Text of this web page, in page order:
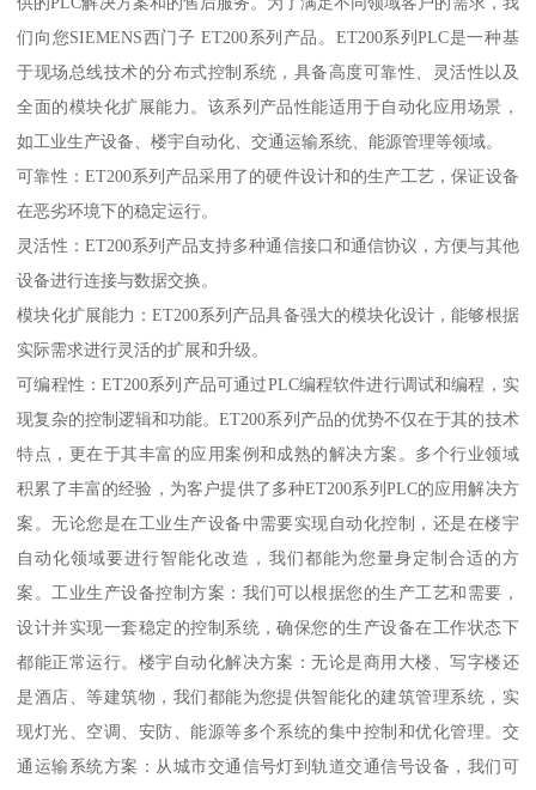
们向您SIEMENS西门子 ET200系列产品。ET200系列PLC是一种基
于现场总线技术的分布式控制系统，具备高度可靠性、灵活性以及
全面的模块化扩展能力。该系列产品性能适用于自动化应用场景，
如工业生产设备、楼宇自动化、交通运输系统、能源管理等领域。
可靠性：ET200系列产品采用了的硬件设计和的生产工艺，保证设备
在恶劣环境下的稳定运行。
灵活性：ET200系列产品支持多种通信接口和通信协议，方便与其他
设备进行连接与数据交换。
模块化扩展能力：ET200系列产品具备强大的模块化设计，能够根据
实际需求进行灵活的扩展和升级。
可编程性：ET200系列产品可通过PLC编程软件进行调试和编程，实
现复杂的控制逻辑和功能。ET200系列产品的优势不仅在于其的技术
特点，更在于其丰富的应用案例和成熟的解决方案。多个行业领域
积累了丰富的经验，为客户提供了多种ET200系列PLC的应用解决方
案。无论您是在工业生产设备中需要实现自动化控制，还是在楼宇
自动化领域要进行智能化改造，我们都能为您量身定制合适的方
案。工业生产设备控制方案：我们可以根据您的生产工艺和需要，
设计并实现一套稳定的控制系统，确保您的生产设备在工作状态下
都能正常运行。楼宇自动化解决方案：无论是商用大楼、写字楼还
是酒店、等建筑物，我们都能为您提供智能化的建筑管理系统，实
现灯光、空调、安防、能源等多个系统的集中控制和优化管理。交
通运输系统方案：从城市交通信号灯到轨道交通信号设备，我们可